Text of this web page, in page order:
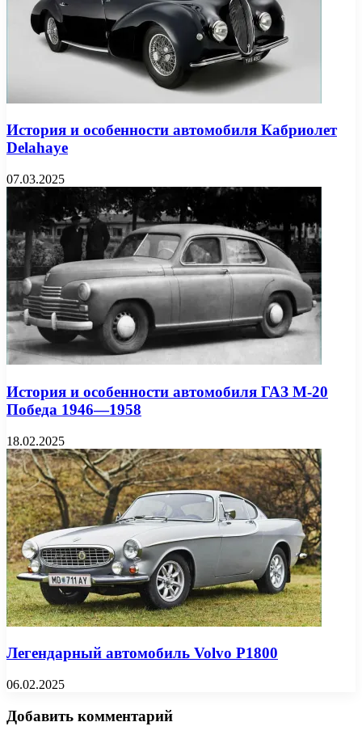
История и особенности автомобиля Кабриолет
Delahaye
07.03.2025
История и особенности автомобиля ГАЗ М-20
Победа 1946—1958
18.02.2025
Легендарный автомобиль Volvo P1800
06.02.2025
Добавить комментарий